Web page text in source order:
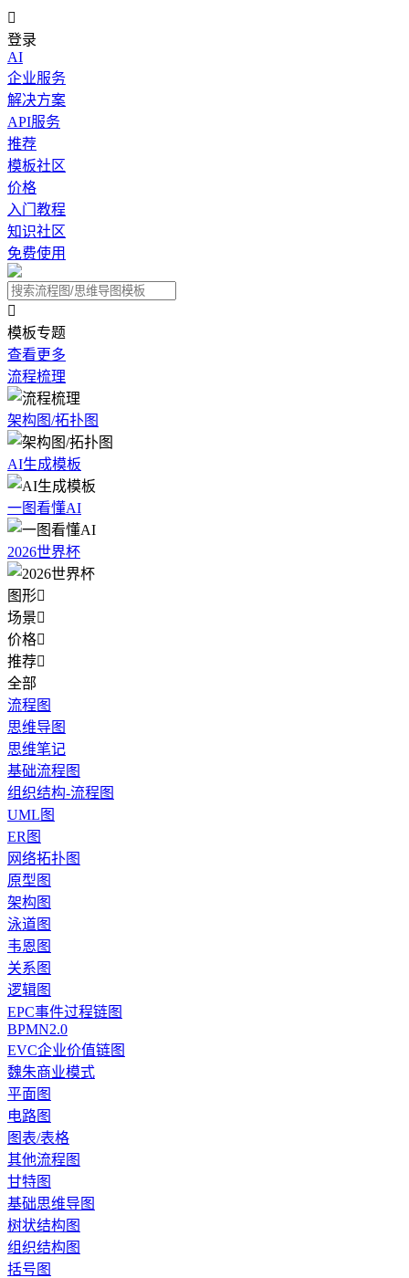

登录
AI
企业服务
解决方案
API服务
推荐
模板社区
价格
入门教程
知识社区
免费使用

模板专题
查看更多
流程梳理
架构图/拓扑图
AI生成模板
一图看懂AI
2026世界杯
图形
场景
价格
推荐
全部
流程图
思维导图
思维笔记
基础流程图
组织结构-流程图
UML图
ER图
网络拓扑图
原型图
架构图
泳道图
韦恩图
关系图
逻辑图
EPC事件过程链图
BPMN2.0
EVC企业价值链图
魏朱商业模式
平面图
电路图
图表/表格
其他流程图
甘特图
基础思维导图
树状结构图
组织结构图
括号图